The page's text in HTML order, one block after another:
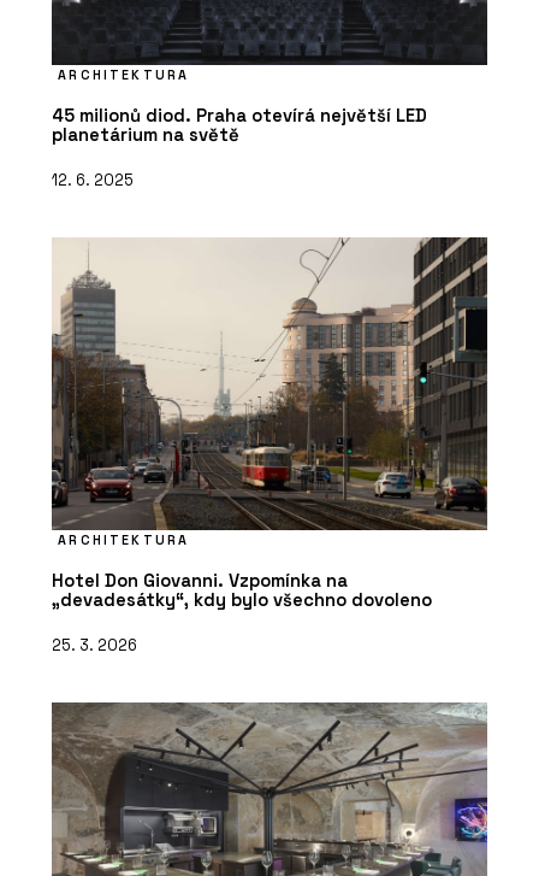
ARCHITEKTURA
45 milionů diod. Praha otevírá největší LED
planetárium na světě
12. 6. 2025
ARCHITEKTURA
Hotel Don Giovanni. Vzpomínka na
„devadesátky“, kdy bylo všechno dovoleno
25. 3. 2026